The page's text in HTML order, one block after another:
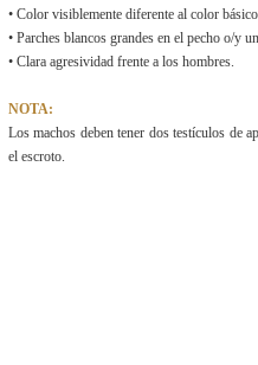
• Color visiblemente diferente al color
• Parches blancos grandes en el pecho o/y
• Clara agresividad frente a los hombres.
NOTA:
Los machos deben tener dos testículos de
el escroto.